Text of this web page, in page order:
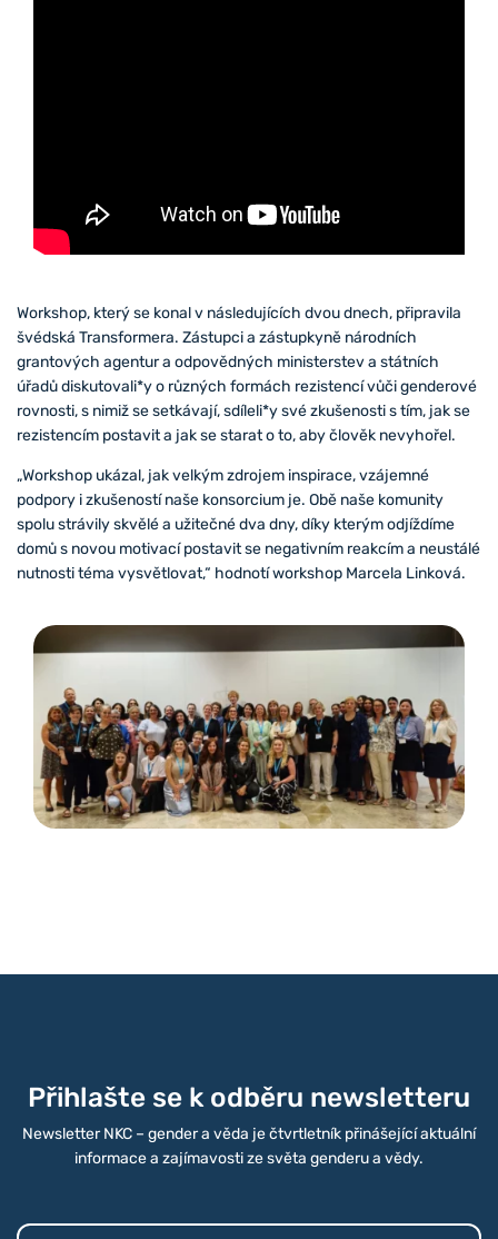
Workshop, který se konal v následujících dvou dnech, připravila
švédská Transformera. Zástupci a zástupkyně národních
grantových agentur a odpovědných ministerstev a státních
úřadů diskutovali*y o různých formách rezistencí vůči genderové
rovnosti, s nimiž se setkávají, sdíleli*y své zkušenosti s tím, jak se
rezistencím postavit a jak se starat o to, aby člověk nevyhořel.
„Workshop ukázal, jak velkým zdrojem inspirace, vzájemné
podpory i zkušeností naše konsorcium je. Obě naše komunity
spolu strávily skvělé a užitečné dva dny, díky kterým odjíždíme
domů s novou motivací postavit se negativním reakcím a neustálé
nutnosti téma vysvětlovat,“ hodnotí workshop Marcela Linková.
Přihlašte se k odběru newsletteru
Newsletter NKC – gender a věda je čtvrtletník přinášející aktuální
informace a zajímavosti ze světa genderu a vědy.